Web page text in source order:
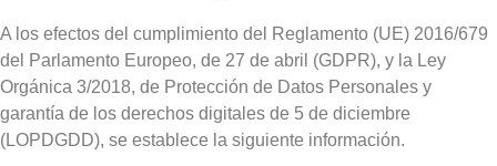
A los efectos del cumplimiento del Reglamento (UE) 2016/679
del Parlamento Europeo, de 27 de abril (GDPR), y la Ley
Orgánica 3/2018, de Protección de Datos Personales y
garantía de los derechos digitales de 5 de diciembre
(LOPDGDD), se establece la siguiente información.